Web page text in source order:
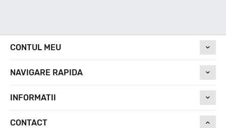
CONTUL MEU
NAVIGARE RAPIDA
INFORMATII
CONTACT